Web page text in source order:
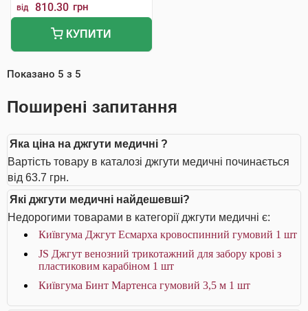
від 810.30 грн
КУПИТИ
Показано 5 з 5
Поширені запитання
Яка ціна на джгути медичні ?
Вартість товару в каталозі джгути медичні починається
від 63.7 грн.
Які джгути медичні найдешевші?
Недорогими товарами в категорії джгути медичні є:
Київгума Джгут Есмарха кровоспинний гумовий 1 шт
JS Джгут венозний трикотажний для забору крові з
пластиковим карабіном 1 шт
Київгума Бинт Мартенса гумовий 3,5 м 1 шт